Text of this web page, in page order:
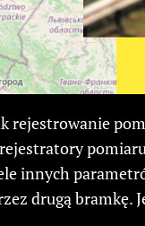
innych
drugą